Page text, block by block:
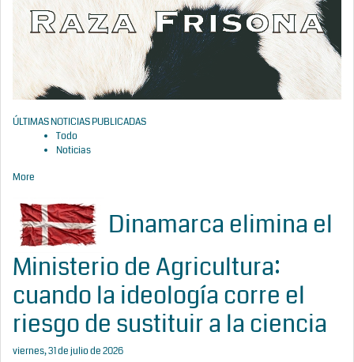
ÚLTIMAS NOTICIAS PUBLICADAS
Todo
Noticias
More
Dinamarca elimina el
Ministerio de Agricultura:
cuando la ideología corre el
riesgo de sustituir a la ciencia
viernes, 31 de julio de 2026